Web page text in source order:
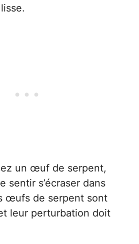
un œuf de serpent,
sentir s’écraser dans
œufs de serpent sont
leur perturbation doit